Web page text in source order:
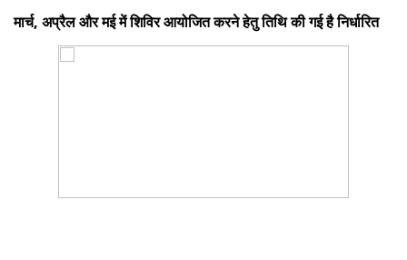
मार्च, अप्रैल और मई में शिविर आयोजित करने हेतु तिथि की गई है निर्धारित